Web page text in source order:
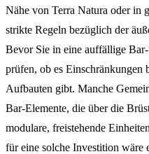
Nähe von Terra Natura oder in
strikte Regeln bezüglich der
Bevor Sie in eine auffällige
prüfen, ob es Einschränkungen
Aufbauten gibt. Manche
Bar-Elemente, die über die
modulare, freistehende
für eine solche Investition wäre